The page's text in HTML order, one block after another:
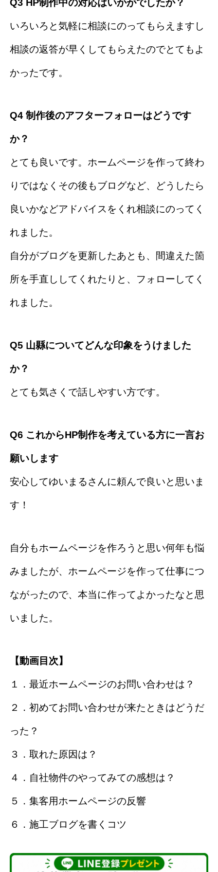
Q3 HP制作中の対応はいかがでしたか？
いろいろと気軽に相談にのってもらえますし
相談の返答が早くしてもらえたのでとてもよ
かったです。
Q4 制作後のアフターフォローはどうです
か？
とても良いです。ホームページを作って終わ
りではなくその後もブログなど、どうしたら
良いかなどアドバイスをくれ相談にのってく
れました。
自分がブログを更新したあとも、間違えた箇
所を手直ししてくれたりと、フォローしてく
れました。
Q5 山縣についてどんな印象をうけました
か？
とても気さくで話しやすい方です。
Q6 これからHP制作を考えている方に一言お
願いします
安心してゆいまるさんに頼んで良いと思いま
す！
自分もホームページを作ろうと思い何年も悩
みましたが、ホームページを作って仕事につ
ながったので、本当に作ってよかったなと思
いました。
【動画目次】
１．最近ホームページのお問い合わせは？
２．初めてお問い合わせが来たときはどうだ
った？
３．取れた原因は？
４．自社物件のやってみての感想は？
５．集客用ホームページの反響
６．施工ブログを書くコツ